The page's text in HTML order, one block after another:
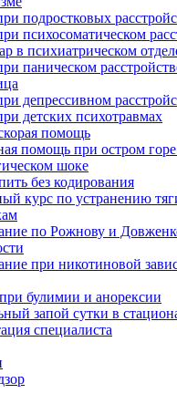
подростковых
психосоматическом
в психиатрическом
паническом
депрессивном
детских психотравмах
помощь
помощь при остром
шоке
без кодирования
курс по устранению
по Рожнову и
при никотиновой
булимии и анорексии
запой сутки в
специалиста